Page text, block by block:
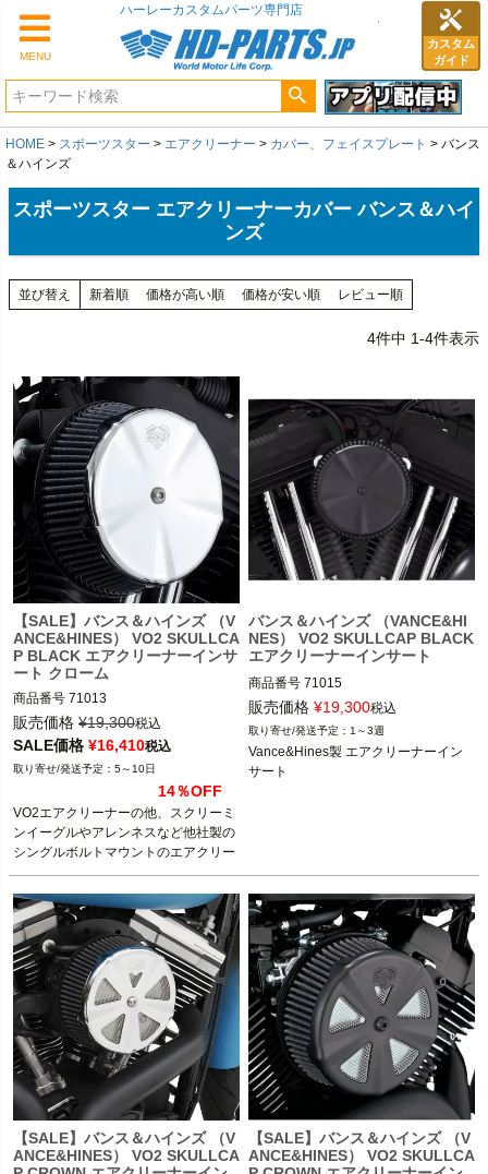
MENU
カスタム
ガイド
HOME スポーツスター エアクリーナー カバー、フェイスプレート
バンス
＆ハインズ
スポーツスター エアクリーナーカバー バンス＆ハイ
ンズ
並び替え 新着順 価格が高い順 価格が安い順 レビュー順
4件中 1-4件表示
【SALE】バンス＆ハインズ （V
ANCE&HINES） VO2 SKULLCA
P BLACK エアクリーナーインサ
ート クローム
商品番号 71013
バンス＆ハインズ製のVO2エアクリー
ナーの他、スクリーミンイーグルやア
レンネスなど他社製のシングルボルト
マウントのエアクリーナー装着車に取
り付け可能
Vance&Hines（バンス＆ハインズ）
販売価格 ¥19,300税込
SALE価格 ¥16,410税込
5～10日
14％OFF
VO2エアクリーナーの他、スクリーミ
ンイーグルやアレンネスなど他社製の
シングルボルトマウントのエアクリー
バンス＆ハインズ （VANCE&HI
NES） VO2 SKULLCAP BLACK
エアクリーナーインサート
商品番号 71015
バンス＆ハインズ製のVO2エアクリー
ナーの他、スクリーミンイーグルやア
レンネスなど他社製のシングルボルト
マウントのエアクリーナー装着車に取
販売価格 ¥19,300税込
1～3週
Vance&Hines製 エアクリーナーイン
サート
【SALE】バンス＆ハインズ （V
ANCE&HINES） VO2 SKULLCA
【SALE】バンス＆ハインズ （V
ANCE&HINES） VO2 SKULLCA